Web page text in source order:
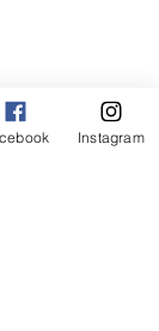
Instagram